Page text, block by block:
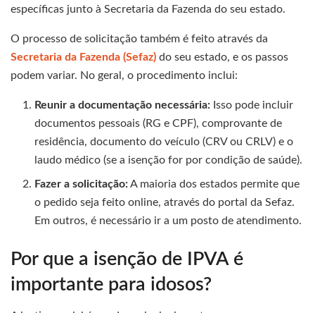
específicas junto à Secretaria da Fazenda do seu estado.
O processo de solicitação também é feito através da
Secretaria da Fazenda (Sefaz) do seu estado, e os passos
podem variar. No geral, o procedimento inclui:
Reunir a documentação necessária: Isso pode incluir
documentos pessoais (RG e CPF), comprovante de
residência, documento do veículo (CRV ou CRLV) e o
laudo médico (se a isenção for por condição de saúde).
Fazer a solicitação:A maioria dos estados permite que
o pedido seja feito online, através do portal da Sefaz.
Em outros, é necessário ir a um posto de atendimento.
Por que a isenção de IPVA é
importante para idosos?